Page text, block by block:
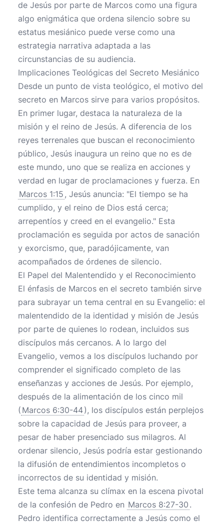
de Jesús por parte de Marcos como una figura
algo enigmática que ordena silencio sobre su
estatus mesiánico puede verse como una
estrategia narrativa adaptada a las
circunstancias de su audiencia.
Implicaciones Teológicas del Secreto Mesiánico
Desde un punto de vista teológico, el motivo del
secreto en Marcos sirve para varios propósitos.
En primer lugar, destaca la naturaleza de la
misión y el reino de Jesús. A diferencia de los
reyes terrenales que buscan el reconocimiento
público, Jesús inaugura un reino que no es de
este mundo, uno que se realiza en acciones y
verdad en lugar de proclamaciones y fuerza. En
Marcos 1:15 , Jesús anuncia: "El tiempo se ha
cumplido, y el reino de Dios está cerca;
arrepentíos y creed en el evangelio." Esta
proclamación es seguida por actos de sanación
y exorcismo, que, paradójicamente, van
acompañados de órdenes de silencio.
El Papel del Malentendido y el Reconocimiento
El énfasis de Marcos en el secreto también sirve
para subrayar un tema central en su Evangelio: el
malentendido de la identidad y misión de Jesús
por parte de quienes lo rodean, incluidos sus
discípulos más cercanos. A lo largo del
Evangelio, vemos a los discípulos luchando por
comprender el significado completo de las
enseñanzas y acciones de Jesús. Por ejemplo,
después de la alimentación de los cinco mil
( Marcos 6:30-44), los discípulos están perplejos
sobre la capacidad de Jesús para proveer, a
pesar de haber presenciado sus milagros. Al
ordenar silencio, Jesús podría estar gestionando
la difusión de entendimientos incompletos o
incorrectos de su identidad y misión.
Este tema alcanza su clímax en la escena pivotal
de la confesión de Pedro en Marcos 8:27-30 .
Pedro identifica correctamente a Jesús como el